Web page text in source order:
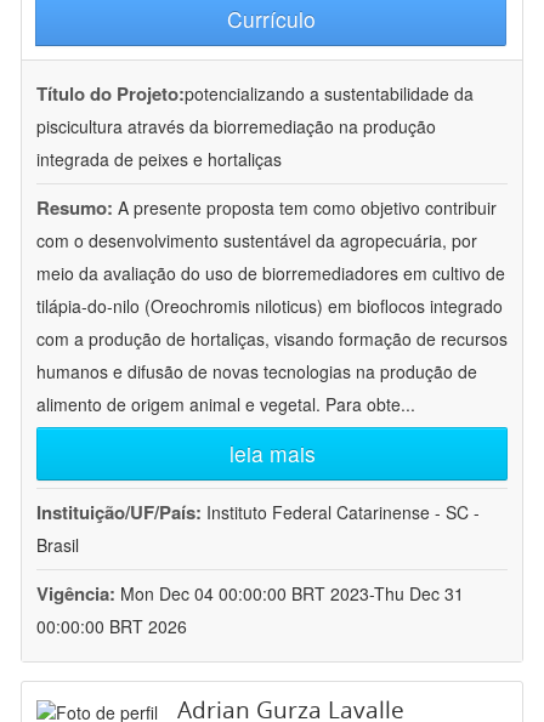
Currículo
Título do Projeto:potencializando a sustentabilidade da
piscicultura através da biorremediação na produção
integrada de peixes e hortaliças
Resumo: A presente proposta tem como objetivo contribuir
com o desenvolvimento sustentável da agropecuária, por
meio da avaliação do uso de biorremediadores em cultivo de
tilápia-do-nilo (Oreochromis niloticus) em bioflocos integrado
com a produção de hortaliças, visando formação de recursos
humanos e difusão de novas tecnologias na produção de
alimento de origem animal e vegetal. Para obte...
leia mais
Instituição/UF/País: Instituto Federal Catarinense - SC -
Brasil
Vigência: Mon Dec 04 00:00:00 BRT 2023-Thu Dec 31
00:00:00 BRT 2026
Adrian Gurza Lavalle